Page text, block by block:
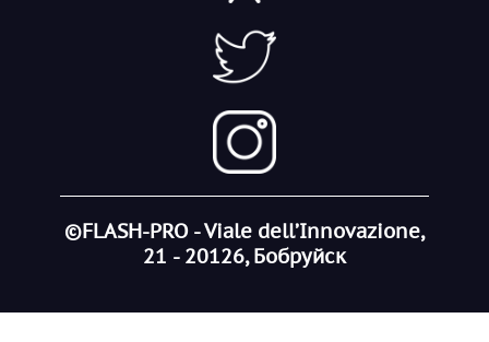
©FLASH-PRO - Viale dell’Innovazione,
21 - 20126, Бобруйск